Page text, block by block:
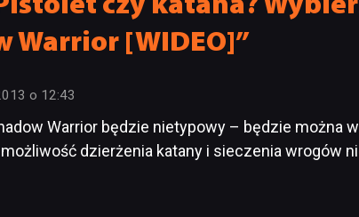
czy katana?
Warrior [WIDEO]”
o 12:43
Warrior będzie nietypowy – będzie można
dzierżenia katany i sieczenia